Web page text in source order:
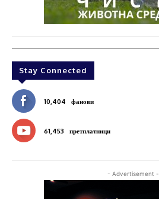
Stay Connected
10,404 фанови
61,453 претплатници
- Advertisement -